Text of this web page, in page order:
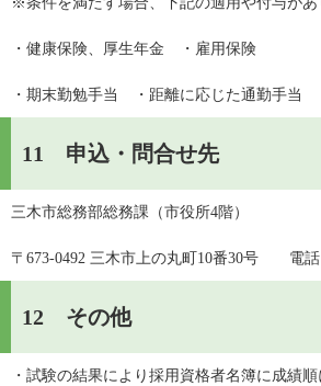
・健康保険、厚生年金　・雇用保険
・期末勤勉手当　・距離に応じた通勤手当
11 申込・問合せ先
三木市総務部総務課（市役所4階）
〒673-0492 三木市上の丸町10番30号　　電
12 その他
・試験の結果により採用資格者名簿に成績順